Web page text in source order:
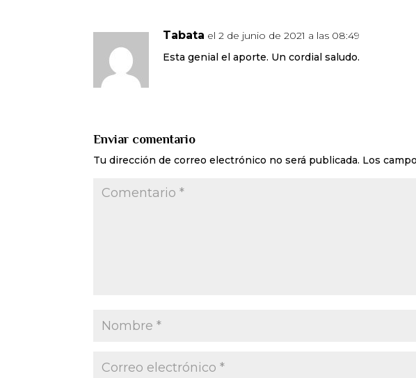
Tabata el 2 de junio de 2021 a las 08:49
Esta genial el aporte. Un cordial saludo.
Enviar comentario
Tu dirección de correo electrónico no será publicada. Los